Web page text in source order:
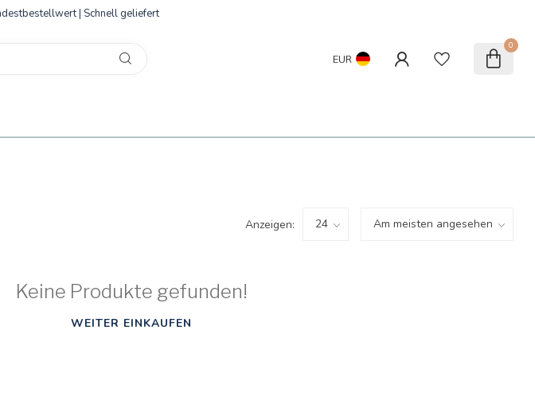
| Schnell geliefert
EUR
0
Anzeigen:
Keine Produkte gefunden!
WEITER EINKAUFEN